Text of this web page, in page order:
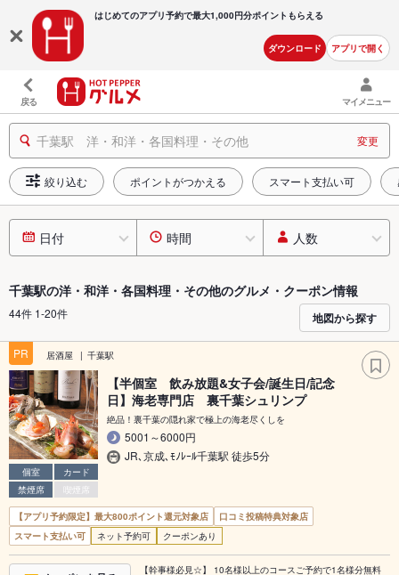
はじめてのアプリ予約で最大1,000円分ポイントもらえる
ダウンロード アプリで開く
戻る マイメニュー
千葉駅 洋・和洋・各国料理・その他 変更
絞り込む ポイントがつかえる スマート支払い可
日付 時間 人数
千葉駅の洋・和洋・各国料理・その他のグルメ・クーポン情報
44件 1-20件 地図から探す
PR 居酒屋 千葉駅
個室
カード
禁煙席
喫煙席
【半個室 飲み放題&女子会/誕生日/記念
日】海老専門店 裏千葉シュリンプ
絶品！裏千葉の隠れ家で極上の海老尽くしを
5001～6000円
JR､京成､ﾓﾉﾚｰﾙ千葉駅 徒歩5分
【アプリ予約限定】最大800ポイント還元対象店
口コミ投稿特典対象店
スマート支払い可
ネット予約可 クーポンあり
【幹事様必見☆】 10名様以上のコースご予約で1名様分無料